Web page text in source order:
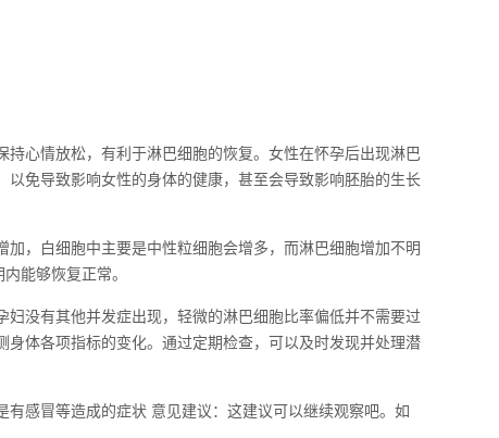
心情放松，有利于淋巴细胞的恢复。女性在怀孕后出现淋巴
免导致影响女性的身体的健康，甚至会导致影响胚胎的生长
，白细胞中主要是中性粒细胞会增多，而淋巴细胞增加不明
能够恢复正常。
没有其他并发症出现，轻微的淋巴细胞比率偏低并不需要过
体各项指标的变化。通过定期检查，可以及时发现并处理潜
感冒等造成的症状 意见建议：这建议可以继续观察吧。如